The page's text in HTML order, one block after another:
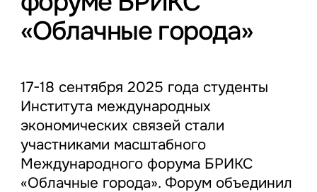
«Облачные города»
17-18 сентября 2025 года студенты
Института международных
экономических связей стали
участниками масштабного
Международного форума БРИКС
«Облачные города». Форум объединил